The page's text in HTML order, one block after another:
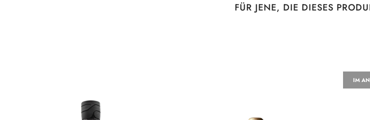
FÜR JENE, DIE DIESES
IM